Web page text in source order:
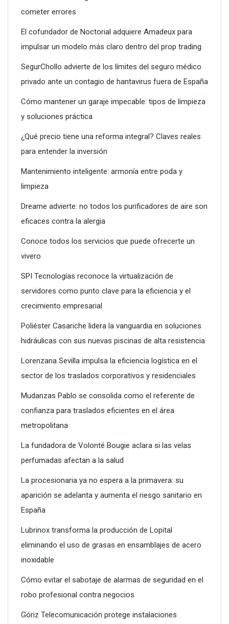
claves para un mantenimiento seguro
Terrenos limpios, terrenos seguros: la importancia del
desbroce responsable
ciclismo: salud, confort y durabilidad
cometer errores
El cofundador de Noctorial adquiere Amadeux para
impulsar un modelo más claro dentro del prop trading
SegurChollo advierte de los límites del seguro médico
privado ante un contagio de hantavirus fuera de España
Cómo mantener un garaje impecable: tipos de limpieza
y soluciones práctica
¿Qué precio tiene una reforma integral? Claves reales
para entender la inversión
Mantenimiento inteligente: armonía entre poda y
limpieza
Dreame advierte: no todos los purificadores de aire son
eficaces contra la alergia
Conoce todos los servicios que puede ofrecerte un
vivero
SPI Tecnologías reconoce la virtualización de
servidores como punto clave para la eficiencia y el
crecimiento empresarial
Poliéster Casariche lidera la vanguardia en soluciones
hidráulicas con sus nuevas piscinas de alta resistencia
Lorenzana Sevilla impulsa la eficiencia logística en el
sector de los traslados corporativos y residenciales
Mudanzas Pablo se consolida como el referente de
confianza para traslados eficientes en el área
metropolitana
La fundadora de Volonté Bougie aclara si las velas
perfumadas afectan a la salud
La procesionaria ya no espera a la primavera: su
aparición se adelanta y aumenta el riesgo sanitario en
España
Lubrinox transforma la producción de Lopital
eliminando el uso de grasas en ensamblajes de acero
inoxidable
Cómo evitar el sabotaje de alarmas de seguridad en el
robo profesional contra negocios
Góriz Telecomunicación protege instalaciones